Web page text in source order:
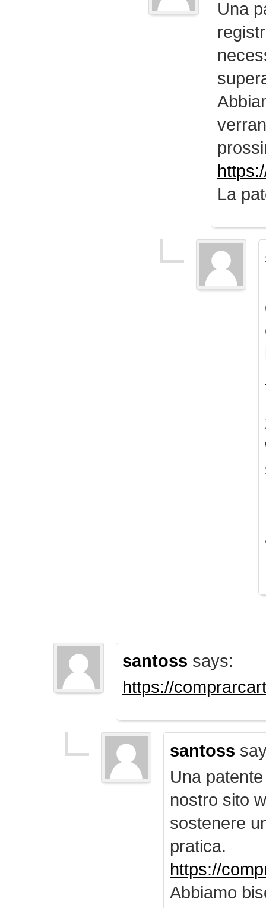
Una
La
santoss says:
https://
santoss
Una
nostro sito
sostenere
pratica.
https://
Abbiamo